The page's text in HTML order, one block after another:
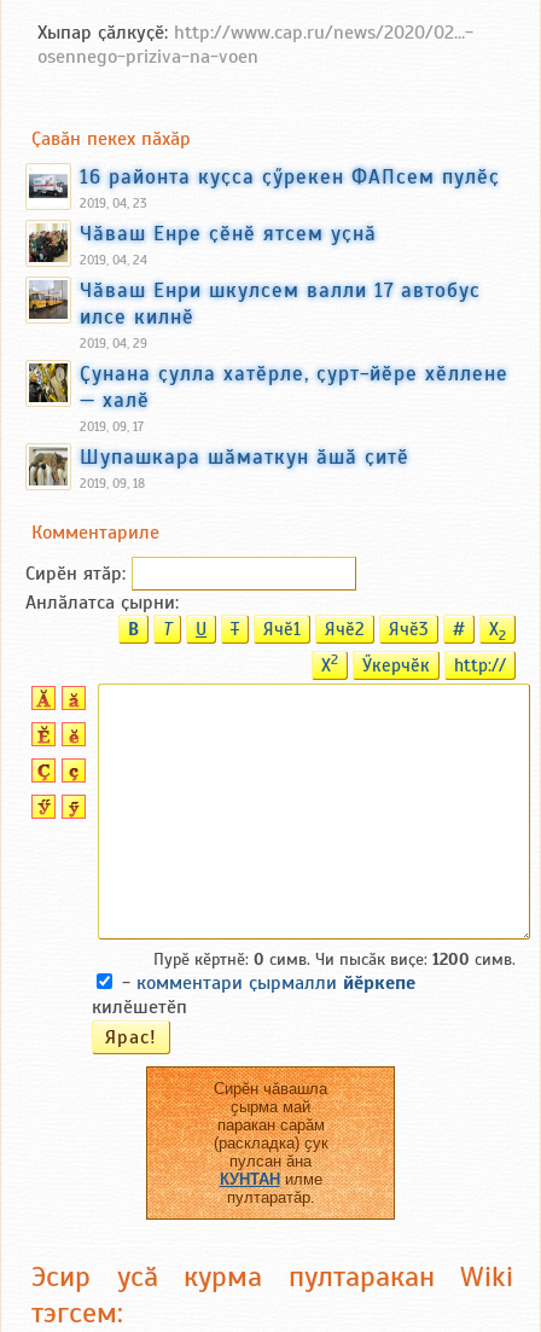
Хыпар ҫӑлкуҫӗ: http://www.cap.ru/news/2020/02...-
osennego-priziva-na-voen
Ҫавӑн пекех пӑхӑр
16 районта куҫса ҫӳрекен ФАПсем пулӗҫ
2019, 04, 23
Чӑваш Енре ҫӗнӗ ятсем уҫнӑ
2019, 04, 24
Чӑваш Енри шкулсем валли 17 автобус
илсе килнӗ
2019, 04, 29
Ҫунана ҫулла хатӗрле, ҫурт-йӗре хӗллене
— халӗ
2019, 09, 17
Шупашкара шӑматкун ӑшӑ ҫитӗ
2019, 09, 18
Комментариле
Сирӗн ятӑp:
Анлӑлатса ҫырни:
B T U T Ячӗ1 Ячӗ2 Ячӗ3 # X2
X2 Ӳкерчӗк http://
Пурӗ кӗртнӗ: 0 симв. Чи пысӑк виҫе: 1200 симв.
- комментари ҫырмалли йӗркепе
килӗшетӗп
Сирӗн чӑвашла
ҫырма май
паракан сарӑм
(раскладка) ҫук
пулсан ӑна
КУНТАНилме
пултаратӑр.
Эсир усӑ курма пултаракан Wiki
тэгсем: